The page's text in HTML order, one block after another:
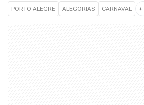
PORTO ALEGRE ALEGORIAS CARNAVAL +